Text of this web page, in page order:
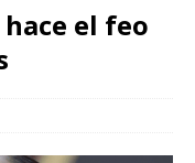
el feo